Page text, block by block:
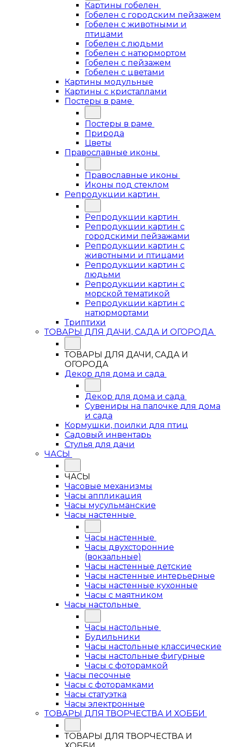
Картины гобелен
Гобелен с городским пейзажем
Гобелен с животными и
птицами
Гобелен с людьми
Гобелен с натюрмортом
Гобелен с пейзажем
Гобелен с цветами
Картины модульные
Картины с кристаллами
Постеры в раме
Постеры в раме
Природа
Цветы
Православные иконы
Православные иконы
Иконы под стеклом
Репродукции картин
Репродукции картин
Репродукции картин с
городскими пейзажами
Репродукции картин с
животными и птицами
Репродукции картин с
людьми
Репродукции картин с
морской тематикой
Репродукции картин с
натюрмортами
Триптихи
ТОВАРЫ ДЛЯ ДАЧИ, САДА И ОГОРОДА
ТОВАРЫ ДЛЯ ДАЧИ, САДА И
ОГОРОДА
Декор для дома и сада
Декор для дома и сада
Сувениры на палочке для дома
и сада
Кормушки, поилки для птиц
Садовый инвентарь
Стулья для дачи
ЧАСЫ
ЧАСЫ
Часовые механизмы
Часы аппликация
Часы мусульманские
Часы настенные
Часы настенные
Часы двухсторонние
(вокзальные)
Часы настенные детские
Часы настенные интерьерные
Часы настенные кухонные
Часы с маятником
Часы настольные
Часы настольные
Будильники
Часы настольные классические
Часы настольные фигурные
Часы с фоторамкой
Часы песочные
Часы с фоторамками
Часы статуэтка
Часы электронные
ТОВАРЫ ДЛЯ ТВОРЧЕСТВА И ХОББИ
ТОВАРЫ ДЛЯ ТВОРЧЕСТВА И